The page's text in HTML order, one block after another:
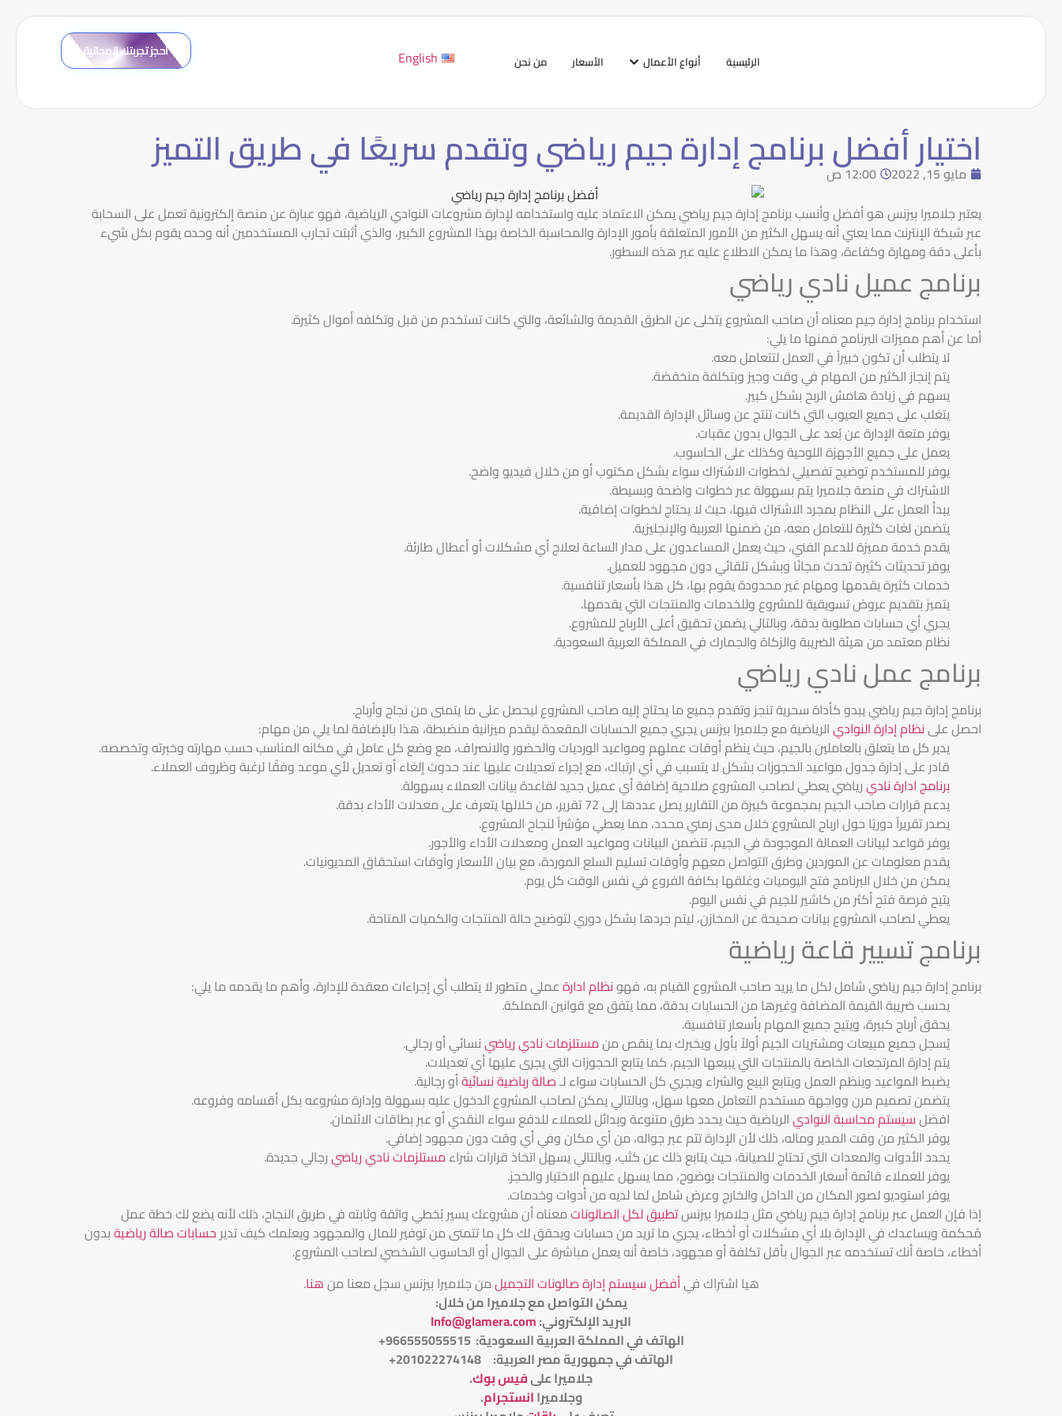
الرئيسية أنواع الأعمال الأسعار من نحن English احجز تجربتك المجانية
اختيار أفضل برنامج إدارة جيم رياضي وتقدم سريعًا في طريق التميز
مايو 15, 2022
12:00 ص
يعتبر جلاميرا بيزنس هو أفضل وأنسب برنامج إدارة جيم رياضي يمكن الاعتماد عليه واستخدامه لإدارة مشروعات النوادي الرياضية، فهو عبارة عن منصة إلكترونية تعمل على السحابة
عبر شبكة الإنترنت مما يعني أنه يسهل الكثير من الأمور المتعلقة بأمور الإدارة والمحاسبة الخاصة بهذا المشروع الكبير، والذي أثبتت تجارب المستخدمين أنه وحده يقوم بكل شيء
بأعلى دقة ومهارة وكفاءة، وهذا ما يمكن الاطلاع عليه عبر هذه السطور.
برنامج عميل نادي رياضي
استخدام برنامج إدارة جيم معناه أن صاحب المشروع يتخلى عن الطرق القديمة والشائعة، والتي كانت تستخدم من قبل وتكلفه أموال كثيرة.
أما عن أهم مميزات البرنامج فمنها ما يلي:
لا يتطلب أن تكون خبيراً في العمل لتتعامل معه.
يتم إنجاز الكثير من المهام في وقت وجيز وبتكلفة منخفضة.
يسهم في زيادة هامش الربح بشكل كبير.
يتغلب على جميع العيوب التي كانت تنتج عن وسائل الإدارة القديمة.
يوفر متعة الإدارة عن بُعد على الجوال بدون عقبات.
يعمل على جميع الأجهزة اللوحية وكذلك على الحاسوب.
يوفر للمستخدم توضيح تفصيلي لخطوات الاشتراك سواء بشكل مكتوب أو من خلال فيديو واضح.
الاشتراك في منصة جلاميرا يتم بسهولة عبر خطوات واضحة وبسيطة.
يبدأ العمل على النظام بمجرد الاشتراك فيها، حيث لا يحتاج لخطوات إضافية.
يتضمن لغات كثيرة للتعامل معه، من ضمنها العربية والإنجليزية.
يقدم خدمة مميزة للدعم الفني، حيث يعمل المساعدون على مدار الساعة لعلاج أي مشكلات أو أعطال طارئة.
يوفر تحديثات كثيرة تحدث مجانًا وبشكل تلقائي دون مجهود للعميل.
خدمات كثيرة يقدمها ومهام غير محدودة يقوم بها، كل هذا بأسعار تنافسية.
يتميز بتقديم عروض تسويقية للمشروع وللخدمات والمنتجات التي يقدمها.
يجري أي حسابات مطلوبة بدقة، وبالتالي يضمن تحقيق أعلى الأرباح للمشروع.
نظام معتمد من هيئة الضريبة والزكاة والجمارك في المملكة العربية السعودية.
برنامج عمل نادي رياضي
برنامج إدارة جيم رياضي يبدو كأداة سحرية تنجز وتقدم جميع ما يحتاج إليه صاحب المشروع ليحصل على ما يتمنى من نجاح وأرباح.
احصل علىنظام إدارة النواديالرياضية مع جلاميرا بيزنس يجري جميع الحسابات المقعدة ليقدم ميزانية منضبطة، هذا بالإضافة لما يلي من مهام:
يدير كل ما يتعلق بالعاملين بالجيم، حيث ينظم أوقات عملهم ومواعيد الورديات والحضور والانصراف، مع وضع كل عامل في مكانه المناسب حسب مهارته وخبرته وتخصصه.
قادر على إدارة جدول مواعيد الحجوزات بشكل لا يتسبب في أي ارتباك، مع إجراء تعديلات عليها عند حدوث إلغاء أو تعديل لأي موعد وفقًا لرغبة وظروف العملاء.
برنامج ادارة ناديرياضي يعطي لصاحب المشروع صلاحية إضافة أي عميل جديد لقاعدة بيانات العملاء بسهولة.
يدعم قرارات صاحب الجيم بمجموعة كبيرة من التقارير يصل عددها إلى 72 تقرير، من خلالها يتعرف على معدلات الأداء بدقة.
يصدر تقريراً دوريًا حول ارباح المشروع خلال مدى زمني محدد، مما يعطي مؤشراً لنجاح المشروع.
يوفر قواعد لبيانات العمالة الموجودة في الجيم، تتضمن البيانات ومواعيد العمل ومعدلات الأداء والأجور.
يقدم معلومات عن الموردين وطرق التواصل معهم وأوقات تسليم السلع الموردة، مع بيان الأسعار وأوقات استحقاق المديونيات.
يمكن من خلال البرنامج فتح اليوميات وغلقها بكافة الفروع في نفس الوقت كل يوم.
يتيح فرصة فتح أكثر من كاشير للجيم في نفس اليوم.
يعطي لصاحب المشروع بيانات صحيحة عن المخازن، ليتم جردها بشكل دوري لتوضيح حالة المنتجات والكميات المتاحة.
برنامج تسيير قاعة رياضية
برنامج إدارة جيم رياضي شامل لكل ما يريد صاحب المشروع القيام به، فهونظام ادارةعملي متطور لا يتطلب أي إجراءات معقدة للإدارة، وأهم ما يقدمه ما يلي:
يحسب ضريبة القيمة المضافة وغيرها من الحسابات بدقة، مما يتفق مع قوانين المملكة.
يحقق أرباح كبيرة، ويتيح جميع المهام بأسعار تنافسية.
يُسجل جميع مبيعات ومشتريات الجيم أولاً بأول ويخبرك بما ينقص منمستلزمات نادي رياضينسائي أو رجالي.
يتم إدارة المرتجعات الخاصة بالمنتجات التي يبيعها الجيم، كما يتابع الحجوزات التي يجرى عليها أي تعديلات.
يضبط المواعيد وينظم العمل ويتابع البيع والشراء ويجري كل الحسابات سواء لـصالة رباضية نسائيةأو رجالية.
يتضمن تصميم مرن وواجهة مستخدم التعامل معها سهل، وبالتالي يمكن لصاحب المشروع الدخول عليه بسهولة وإدارة مشروعه بكل أقسامه وفروعه.
افضلسيستم محاسبة النواديالرياضية حيث يحدد طرق متنوعة وبدائل للعملاء للدفع سواء النقدي أو عبر بطاقات الائتمان.
يوفر الكثير من وقت المدير وماله، ذلك لأن الإدارة تتم عبر جواله، من أي مكان وفي أي وقت دون مجهود إضافي.
يحدد الأدوات والمعدات التي تحتاج للصيانة، حيث يتابع ذلك عن كثب، وبالتالي يسهل اتخاذ قرارات شراءمستلزمات نادي رياضيرجالي جديدة.
يوفر للعملاء قائمة أسعار الخدمات والمنتجات بوضوح، مما يسهل عليهم الاختيار والحجز.
يوفر استوديو لصور المكان من الداخل والخارج وعرض شامل لما لديه من أدوات وخدمات.
إذا فإن العمل عبر برنامج إدارة جيم رياضي مثل جلاميرا بيزنستطبيق لكل الصالوناتمعناه أن مشروعك يسير بُخطي واثقة وثابته في طريق النجاح، ذلك لأنه يضع لك خطة عمل
مُحكمة ويساعدك في الإدارة بلا أي مشكلات أو أخطاء، يجري ما تريد من حسابات ويحقق لك كل ما تتمنى من توفير للمال والمجهود ويعلمك كيف تدير حسابات صالة رياضيةبدون
أخطاء، خاصة أنك تستخدمه عبر الجوال بأقل تكلفة أو مجهود، خاصة أنه يعمل مباشرة على الجوال أو الحاسوب الشخصي لصاحب المشروع.
هيا اشتراك فيأفضل سيستم إدارة صالونات التجميلمن جلاميرا بيزنس سجل معنا منهنا.
يمكن التواصل مع جلاميرا من خلال:
البريد الإلكتروني:
Info@glamera.com
الهاتف في المملكة العربية السعودية: 966555055515+
الهاتف في جمهورية مصر العربية: 201022274148+
جلاميرا علىفيس بوك.
وجلاميراانستجرام.